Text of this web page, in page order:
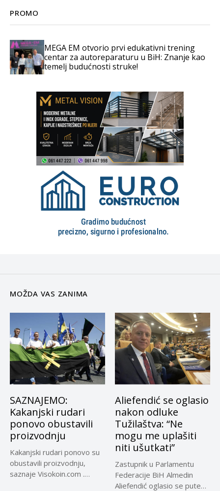
PROMO
MEGA EM otvorio prvi edukativni trening
centar za autoreparaturu u BiH: Znanje kao
temelj budućnosti struke!
MOŽDA VAS ZANIMA
SAZNAJEMO:
Kakanjski rudari
ponovo obustavili
proizvodnju
Kakanjski rudari ponovo su
obustavili proizvodnju,
saznaje Visokoin.com .
Aliefendić se oglasio
nakon odluke
Tužilaštva: “Ne
mogu me uplašiti
niti ušutkati”
Zastupnik u Parlamentu
Federacije BiH Almedin
Aliefendić oglasio se putem